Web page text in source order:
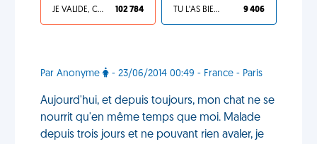
JE VALIDE, C'EST UNE VDM 102 784 TU L'AS BIEN MÉRITÉ 9 406
Par Anonyme - 23/06/2014 00:49 - France - Paris
Aujourd'hui, et depuis toujours, mon chat ne se
nourrit qu'en même temps que moi. Malade
depuis trois jours et ne pouvant rien avaler, je